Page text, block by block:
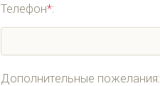
Телефон*:
Дополнительные пожелания: